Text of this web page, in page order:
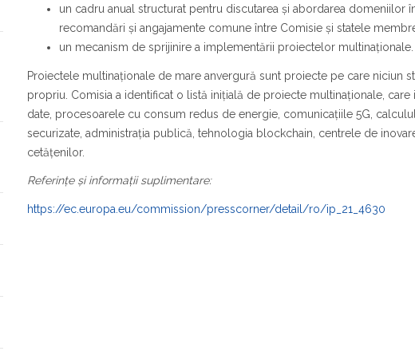
un cadru anual structurat pentru discutarea și abordarea domeniilor
recomandări și angajamente comune între Comisie și statele
un mecanism de sprijinire a implementării proiectelor multinaționale.
Proiectele multinaționale de mare anvergură sunt proiecte pe care niciun
propriu. Comisia a identificat o listă inițială de proiecte multinaționale,
date, procesoarele cu consum redus de energie, comunicațiile 5G,
securizate, administrația publică, tehnologia blockchain, centrele de
cetățenilor.
Referințe și informații suplimentare:
https://ec.europa.eu/commission/presscorner/detail/ro/ip_21_4630